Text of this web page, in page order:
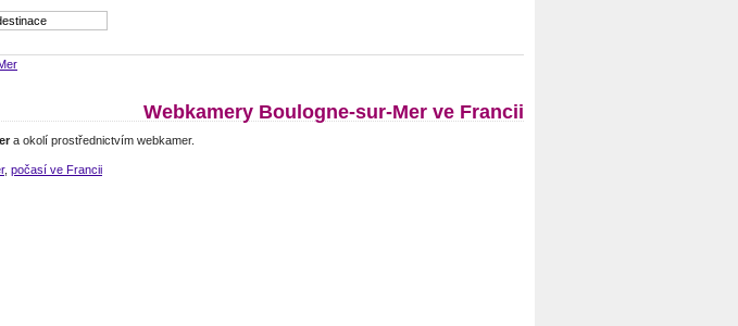
Webkamery Boulogne-sur-Mer ve Francii
a okolí prostřednictvím webkamer.
, počasí ve Francii